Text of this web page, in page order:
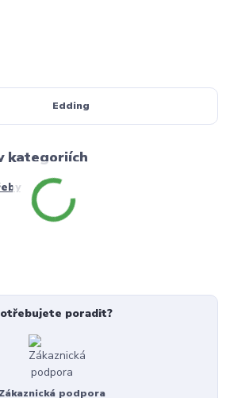
Edding
kategoriích
poradit?
Zákaznická podpora